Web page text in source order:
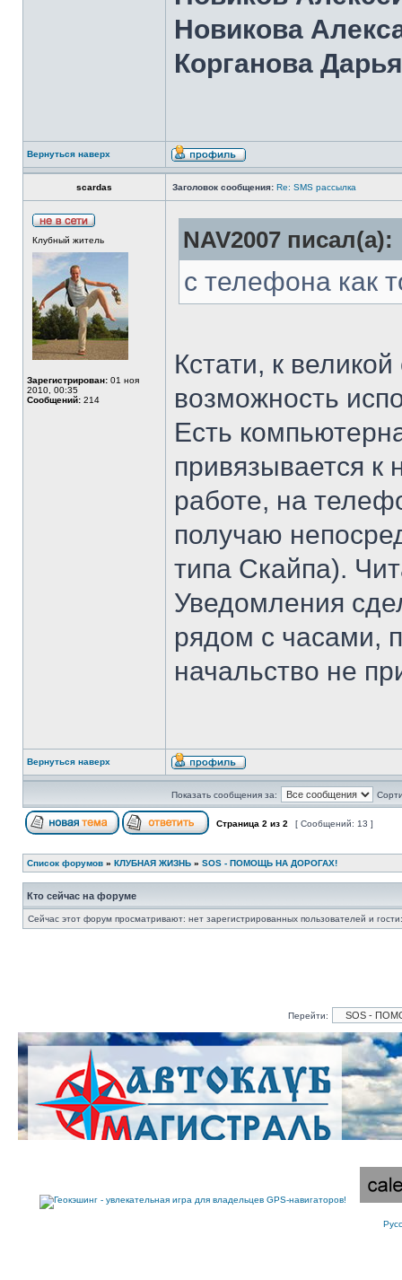
Новикова
Корганова Дарья
Вернуться наверх
scardas Заголовок сообщения: Re: SMS рассылка
Клубный житель
Зарегистрирован: 01 ноя
2010, 00:35
Сообщений: 214
NAV2007 писал(а):
с телефона как
Кстати, к
возможность
Есть
привязывается
работе, на
получаю
типа Скайпа).
Уведомления
рядом с часами,
начальство не
Вернуться наверх
Показать сообщения за:
Страница 2 из 2 [ Сообщений: 13 ]
Список форумов » КЛУБНАЯ ЖИЗНЬ » SOS - ПОМОЩЬ НА ДОРОГАХ!
Кто сейчас на форуме
Сейчас этот форум просматривают: нет зарегистрированных пользователей и
Перейти: